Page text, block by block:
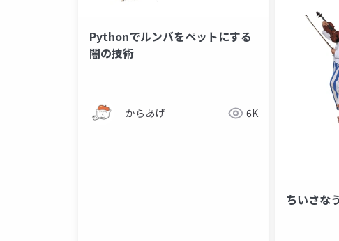
Pythonでルンバをペットにする
闇の技術
からあげ 6K
ちいさな